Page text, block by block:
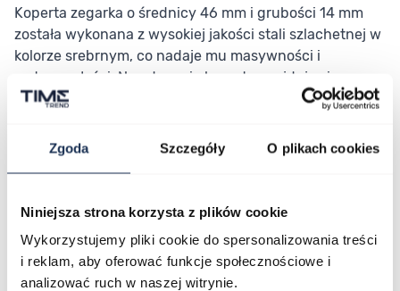
Zgoda Szczegóły O plikach cookies
Niniejsza strona korzysta z plików cookie
Wykorzystujemy pliki cookie do spersonalizowania treści
i reklam, aby oferować funkcje społecznościowe i
analizować ruch w naszej witrynie.
Koperta zegarka o średnicy 46 mm i grubości 14 mm
została wykonana z wysokiej jakości stali szlachetnej w
kolorze srebrnym, co nadaje mu masywności i
wytrzymałości. Na odwrocie koperty znajduje się
grawerunek z symbolem samolotu, co podkreśla
wytłoczoną literką „A” dodaje zegarkowi charakteru.
wyjątkowy, solidny wygląd oraz zapewnia komfort
precyzyjne dopasowanie paska do nadgarstka.
Mechanizm